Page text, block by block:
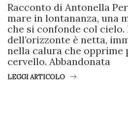
Racconto di Antonella
mare in lontananza, una
che si confonde col cielo.
dell’orizzonte è netta,
nella calura che opprime
cervello. Abbandonata
LEGGI ARTICOLO